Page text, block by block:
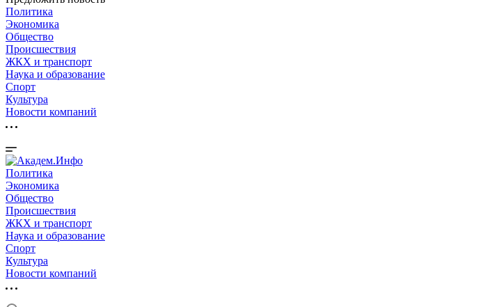
Политика
Экономика
Общество
Происшествия
ЖКХ и транспорт
Наука и образование
Спорт
Культура
Новости компаний
Политика
Экономика
Общество
Происшествия
ЖКХ и транспорт
Наука и образование
Спорт
Культура
Новости компаний